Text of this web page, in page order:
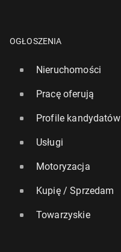
OGŁOSZENIA
Nieruchomości
Pracę oferują
Profile kandydatów
Usługi
Motoryzacja
Kupię / Sprzedam
Towarzyskie